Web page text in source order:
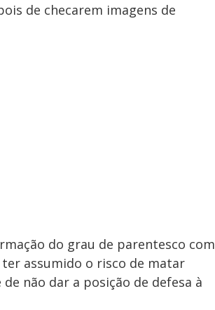
de checarem imagens de
do grau de parentesco com
assumido o risco de matar
não dar a posição de defesa à